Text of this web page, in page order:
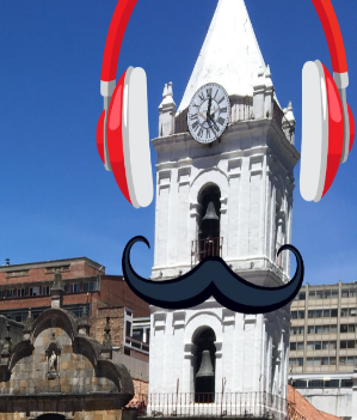
HD+ y una tasa de refresco de 90Hz,
asegurando una experiencia visual
fluida. Procesador y Rendimiento
Equipados con el chipset MediaTek
Helio G85, el Moto G24 ofrece 4GB de
RAM, mientras que el Moto G24 Power
brinda opciones de 4GB o 6GB de RAM,
mejorando su capacidad...